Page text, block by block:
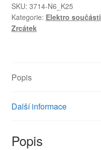
SKU: 3714-N6_K25
Kategorie: Elektro součásti
Zrcátek
Popis
Další informace
Popis